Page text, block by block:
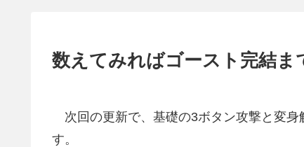
数えてみればゴースト完結ま
次回の更新で、基礎の3ボタン攻撃と変身
す。